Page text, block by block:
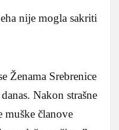
nije mogla sakriti
Ženama Srebrenice
Nakon strašne
muške članove